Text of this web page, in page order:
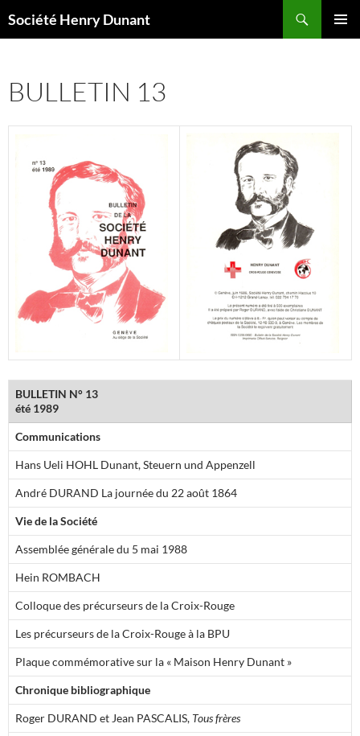
au
Société Henry Dunant
BULLETIN 13
BULLETIN N° 13
été 1989
Communications
Hans Ueli HOHL Dunant, Steuern und Appenzell
André DURAND La journée du 22 août 1864
Vie de la Société
Assemblée générale du 5 mai 1988
Hein ROMBACH
Colloque des précurseurs de la Croix-Rouge
Les précurseurs de la Croix-Rouge à la BPU
Plaque commémorative sur la « Maison Henry Dunant »
Chronique bibliographique
Roger DURAND et Jean PASCALIS, Tous frères